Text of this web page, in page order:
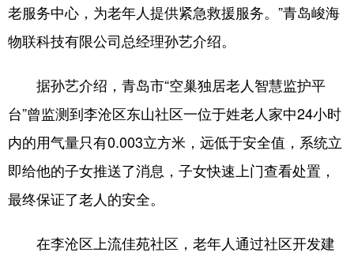
老服务中心，为老年人提供紧急救援服务。”青岛峻海
物联科技有限公司总经理孙艺介绍。
据孙艺介绍，青岛市“空巢独居老人智慧监护平
台”曾监测到李沧区东山社区一位于姓老人家中24小时
内的用气量只有0.003立方米，远低于安全值，系统立
即给他的子女推送了消息，子女快速上门查看处置，
最终保证了老人的安全。
在李沧区上流佳苑社区，老年人通过社区开发建